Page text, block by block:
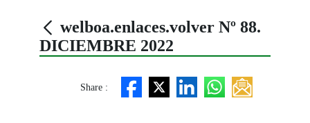
welboa.enlaces.volver Nº 88.
DICIEMBRE 2022
Share :